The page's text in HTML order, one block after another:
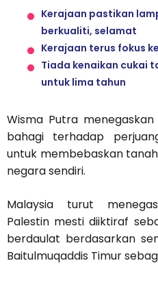
Kerajaan pastikan
berkualiti, selamat
Kerajaan terus fokus
Tiada kenaikan cukai
untuk lima tahun
Wisma Putra
bahagi terhadap
untuk membebaskan
negara sendiri.
Malaysia turut
Palestin mesti diiktiraf
berdaulat berdasarkan
Baitulmuqaddis Timur